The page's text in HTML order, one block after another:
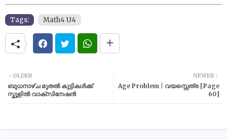
Tags: Math4 U4
NEWER
Age Problem | വയസ്സെത്ര [Page
60]
OLDER
ബുധനാഴ്ച മുതൽ കുട്ടികൾക്ക്
സ്കൂളിൽ വാക്സിനേഷൻ